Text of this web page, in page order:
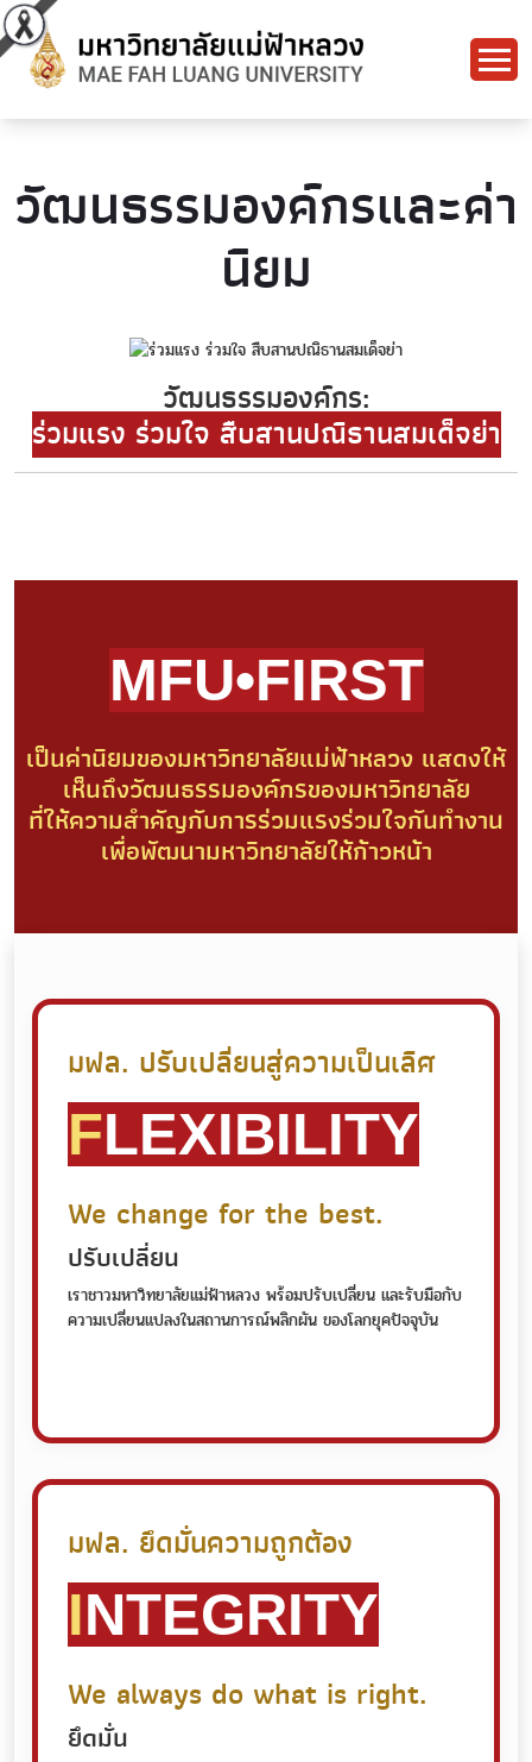
วัฒนธรรมองค์กรและค่า
นิยม
วัฒนธรรมองค์กร:
ร่วมแรง ร่วมใจ สืบสานปณิธานสมเด็จย่า
MFU•FIRST
เป็นค่านิยมของมหาวิทยาลัยแม่ฟ้าหลวง แสดงให้
เห็นถึงวัฒนธรรมองค์กรของมหาวิทยาลัย
ที่ให้ความสําคัญกับการร่วมแรงร่วมใจกันทํางาน
เพื่อพัฒนามหาวิทยาลัยให้ก้าวหน้า
มฟล. ปรับเปลี่ยนสู่ความเป็นเลิศ
FLEXIBILITY
We change for the best.
ปรับเปลี่ยน
เราชาวมหาวิทยาลัยแม่ฟ้าหลวง พร้อมปรับเปลี่ยน และรับมือกับ
ความเปลี่ยนแปลงในสถานการณ์พลิกผัน ของโลกยุคปัจจุบัน
มฟล. ยึดมั่นความถูกต้อง
INTEGRITY
We always do what is right.
ยึดมั่น